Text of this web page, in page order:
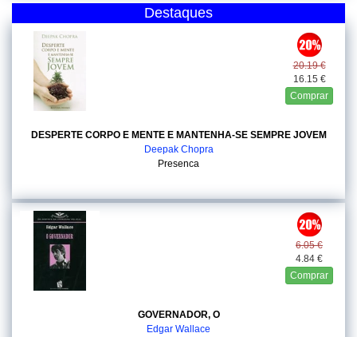
Destaques
20.19 €
16.15 €
Comprar
DESPERTE CORPO E MENTE E MANTENHA-SE SEMPRE JOVEM
Deepak Chopra
Presenca
6.05 €
4.84 €
Comprar
GOVERNADOR, O
Edgar Wallace